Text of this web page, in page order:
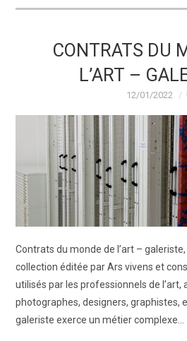
CONTRATS DU
L’ART –
12/01/2022
Contrats du monde de l’art –
collection éditée par Ars vivens et
utilisés par les professionnels de l’art,
photographes, designers, graphistes,
galeriste exerce un métier complexe…